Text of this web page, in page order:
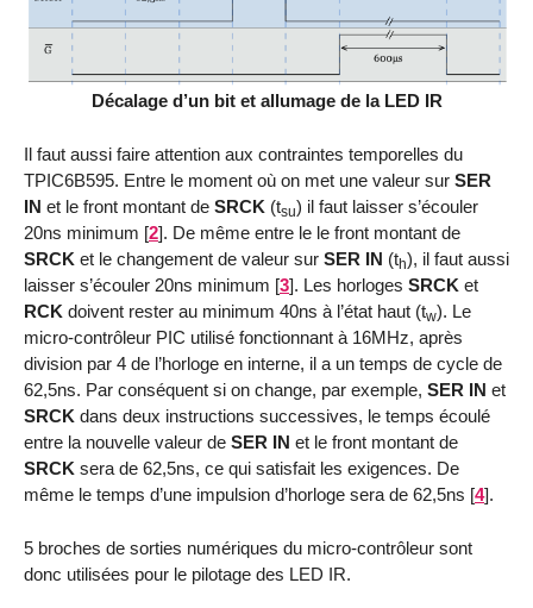
Décalage d’un bit et allumage de la LED IR
Il faut aussi faire attention aux contraintes temporelles du
TPIC6B595. Entre le moment où on met une valeur sur SER
IN et le front montant de SRCK (tsu) il faut laisser s’écouler
20ns minimum [2]. De même entre le le front montant de
SRCK et le changement de valeur sur SER IN (th), il faut aussi
laisser s’écouler 20ns minimum [3]. Les horloges SRCK et
RCK doivent rester au minimum 40ns à l’état haut (tw). Le
micro-contrôleur PIC utilisé fonctionnant à 16MHz, après
division par 4 de l’horloge en interne, il a un temps de cycle de
62,5ns. Par conséquent si on change, par exemple, SER IN et
SRCK dans deux instructions successives, le temps écoulé
entre la nouvelle valeur de SER IN et le front montant de
SRCK sera de 62,5ns, ce qui satisfait les exigences. De
même le temps d’une impulsion d’horloge sera de 62,5ns [4].
5 broches de sorties numériques du micro-contrôleur sont
donc utilisées pour le pilotage des LED IR.